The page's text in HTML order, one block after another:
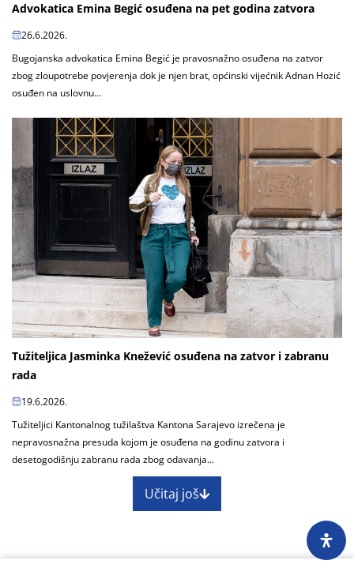
Advokatica Emina Begić osuđena na pet godina zatvora
26.6.2026.
Bugojanska advokatica Emina Begić je pravosnažno osuđena na zatvor
zbog zloupotrebe povjerenja dok je njen brat, općinski vijećnik Adnan Hozić
osuđen na uslovnu...
Tužiteljica Jasminka Knežević osuđena na zatvor i zabranu
rada
19.6.2026.
Tužiteljici Kantonalnog tužilaštva Kantona Sarajevo izrečena je
nepravosnažna presuda kojom je osuđena na godinu zatvora i
desetogodišnju zabranu rada zbog odavanja...
Učitaj još